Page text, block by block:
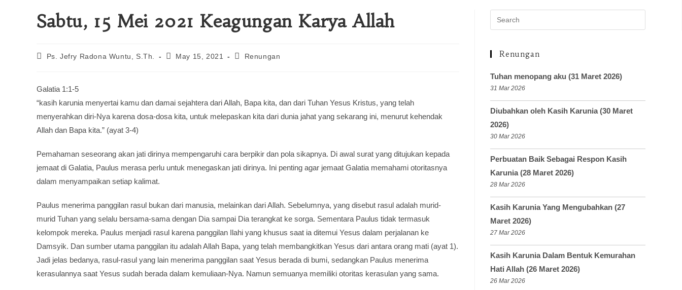
Sabtu, 15 Mei 2021 Keagungan Karya Allah
Ps. Jefry Radona Wuntu, S.Th. May 15, 2021 Renungan
Galatia 1:1-5
“kasih karunia menyertai kamu dan damai sejahtera dari Allah, Bapa kita, dan dari Tuhan Yesus Kristus, yang telah
menyerahkan diri-Nya karena dosa-dosa kita, untuk melepaskan kita dari dunia jahat yang sekarang ini, menurut kehendak
Allah dan Bapa kita.” (ayat 3-4)
Pemahaman seseorang akan jati dirinya mempengaruhi cara berpikir dan pola sikapnya. Di awal surat yang ditujukan kepada
jemaat di Galatia, Paulus merasa perlu untuk menegaskan jati dirinya. Ini penting agar jemaat Galatia memahami otoritasnya
dalam menyampaikan setiap kalimat.
Paulus menerima panggilan rasul bukan dari manusia, melainkan dari Allah. Sebelumnya, yang disebut rasul adalah murid-
murid Tuhan yang selalu bersama-sama dengan Dia sampai Dia terangkat ke sorga. Sementara Paulus tidak termasuk
kelompok mereka. Paulus menjadi rasul karena panggilan Ilahi yang khusus saat ia ditemui Yesus dalam perjalanan ke
Damsyik. Dan sumber utama panggilan itu adalah Allah Bapa, yang telah membangkitkan Yesus dari antara orang mati (ayat 1).
Jadi jelas bedanya, rasul-rasul yang lain menerima panggilan saat Yesus berada di bumi, sedangkan Paulus menerima
kerasulannya saat Yesus sudah berada dalam kemuliaan-Nya. Namun semuanya memiliki otoritas kerasulan yang sama.
Renungan
Tuhan menopang aku (31 Maret 2026)
31 Mar 2026
Diubahkan oleh Kasih Karunia (30 Maret
2026)
30 Mar 2026
Perbuatan Baik Sebagai Respon Kasih
Karunia (28 Maret 2026)
28 Mar 2026
Kasih Karunia Yang Mengubahkan (27
Maret 2026)
27 Mar 2026
Kasih Karunia Dalam Bentuk Kemurahan
Hati Allah (26 Maret 2026)
26 Mar 2026